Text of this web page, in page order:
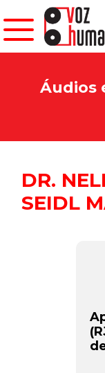
Áudios
DR.
SEIDL